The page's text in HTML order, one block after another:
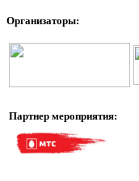
Организаторы:
Партнер мероприятия: